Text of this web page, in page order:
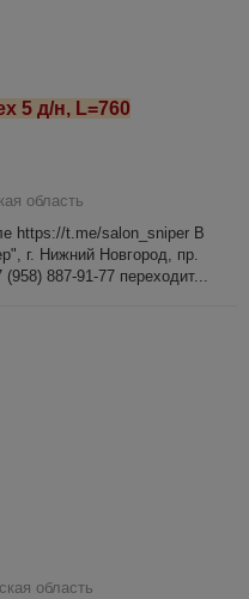
5 д/н, L=760
область
https://t.me/salon_sniper В
г. Нижний Новгород, пр.
887-91-77 переходит...
область